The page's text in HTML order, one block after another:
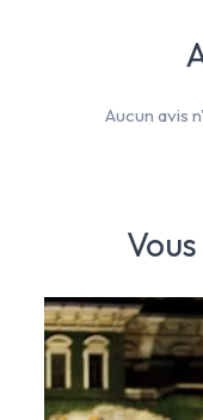
Aucun avis